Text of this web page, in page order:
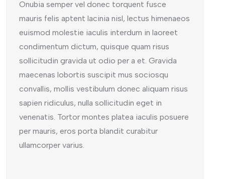
Onubia semper vel donec torquent fusce
mauris felis aptent lacinia nisl, lectus himenaeos
euismod molestie iaculis interdum in laoreet
condimentum dictum, quisque quam risus
sollicitudin gravida ut odio per a et. Gravida
maecenas lobortis suscipit mus sociosqu
convallis, mollis vestibulum donec aliquam risus
sapien ridiculus, nulla sollicitudin eget in
venenatis. Tortor montes platea iaculis posuere
per mauris, eros porta blandit curabitur
ullamcorper varius.